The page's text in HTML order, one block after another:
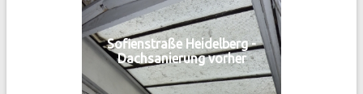
Sofienstraße Heidelberg -
Dachsanierung vorher